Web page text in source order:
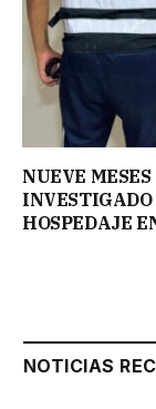
NUEVE
INVESTIGADO
HOSPEDAJE
NOTICIAS